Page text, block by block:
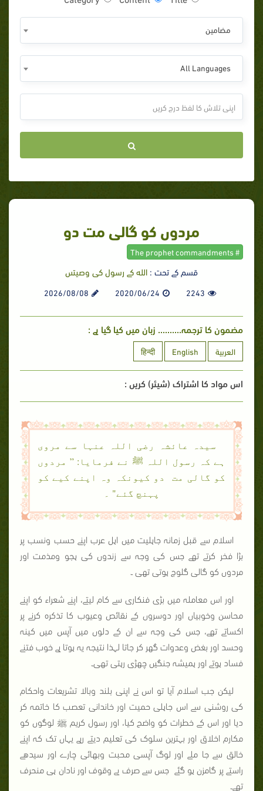
مضامين
All Languages
مردوں کو گالی مت دو
# The prophet commandments
قسم کے تحت : الله كے رسول كى وصيتىں
2243
2020/06/24
2026/08/08
مضمون کا ترجمہ.......... زبان میں کیا گیا ہے :
العربية English
हिन्दी
اس مواد کا اشتراک (شیئر) کریں :
سیدہ عائشہ رضی اللہ عنہا سے مروی
ہے کہ رسول اللہ ﷺ نے فرمایا: ” مردوں
کو گالی مت دو کیونکہ وہ اپنے کیے کو
پہنچ گئے" ۔
اسلام سے قبل زمانہ جاہلیت میں اہل عرب اپنے حسب ونسب پر
بڑا فخر کرتے تھے جس کی وجہ سے زندوں کی ہجو ومذمت اور
مردوں کو گالی گلوچ ہوتی تھی ۔
اور اس معاملہ میں بڑی فنکاری سے کام لیتے، اپنے شعراء کو اپنے
محاسن وخوبیاں اور دوسروں کے نقائص وعیوب کا تذکرہ کرنے پر
اکساتے تھے، جس کی وجہ سے ان کے دلوں میں آپس میں کینہ
وحسد اور بغض وعدوات گھر کر جاتا لہذا نتیجہ یہ ہوتا ہے خوب فتنے
فساد ہوتے اور ہمیشہ جنگیں چھڑی رہتی تھی۔
لیکن جب اسلام آیا تو اس نے اپنی بلند وبالا تشریعات واحکام
کی روشنی سے اس جاہلی حمیت اور خاندانی تعصب کا خاتمہ کر
دیا اور اس کے خطرات کو واضح کیا، اور رسول کریم ﷺ لوگوں کو
مکارم اخلاق اور بہترین سلوک کی تعلیم دیتے رہے یہاں تک کہ اپنے
خالق سے جا ملے اور لوگ آپسی محبت وبھائی چارے اور سیدھے
راستے پر گامزن ہو گئے جس سے صرف بے وقوف اور نادان ہی منحرف
تھے۔